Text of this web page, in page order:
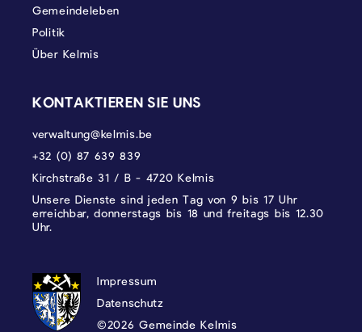
Gemeindeleben
Politik
Über Kelmis
KONTAKTIEREN SIE UNS
verwaltung@kelmis.be
+32 (0) 87 639 839
Kirchstraße 31 / B - 4720 Kelmis
Unsere Dienste sind jeden Tag von 9 bis 17 Uhr
erreichbar, donnerstags bis 18 und freitags bis 12.30
Uhr.
DATENSCHUTZ, IMPRESSUM UND
Impressum
Datenschutz
©2026 Gemeinde Kelmis